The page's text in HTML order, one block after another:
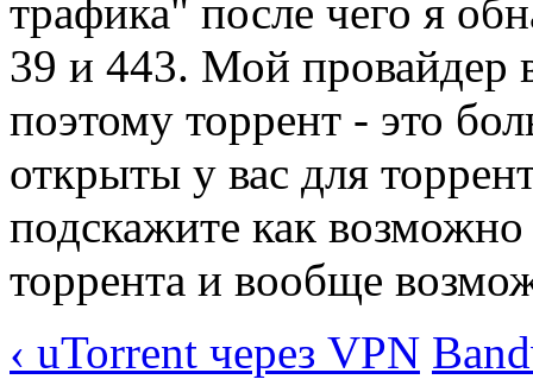
трафика" после чего я
39 и 443. Мой провайдер
поэтому торрент - это
открыты у вас для
подскажите как
торрента и вообще
‹ uTorrent через VPN